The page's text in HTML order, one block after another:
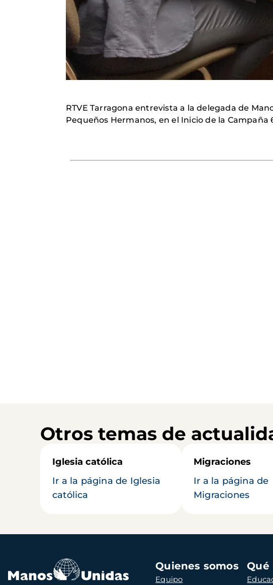
RTVE Tarragona entrevista a la delegada de
Pequeños Hermanos, en el Inicio de la
Otros temas de
Iglesia católica
Ir a la página de Iglesia
católica
Migraciones
Ir a la página de
Migraciones
Navegación
principal
Quienes somos
Equipo
Qué